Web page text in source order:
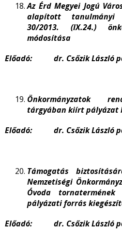
Az Érd Megyei Jogú
alapított tanulmányi
30/2013. (IX.24.)
módosítása
Előadó: dr. Csőzik László
Önkormányzatok
tárgyában kiírt pályázat
Előadó: dr. Csőzik László
Támogatás
Nemzetiségi
Óvoda
pályázati forrás
Előadó: dr. Csőzik László